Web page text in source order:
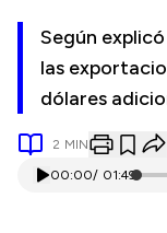
Según
las
dólares
2 MIN
00:00/ 01:49